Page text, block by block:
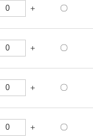
〇
〇
〇
〇